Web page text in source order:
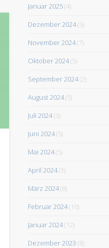
Januar 2025(4)
Dezember 2024(5)
November 2024(7)
Oktober 2024(5)
September 2024(2)
August 2024(5)
Juli 2024(3)
Juni 2024(5)
Mai 2024(5)
April 2024(3)
März 2024(8)
Februar 2024(10)
Januar 2024(12)
Dezember 2023 (8)